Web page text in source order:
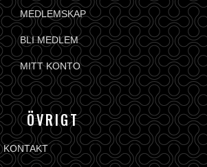
MEDLEMSKAP
BLI MEDLEM
MITT KONTO
ÖVRIGT
KONTAKT